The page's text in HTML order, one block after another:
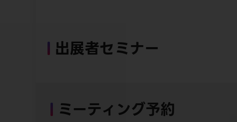
出展者セミナー
ミーティング予約